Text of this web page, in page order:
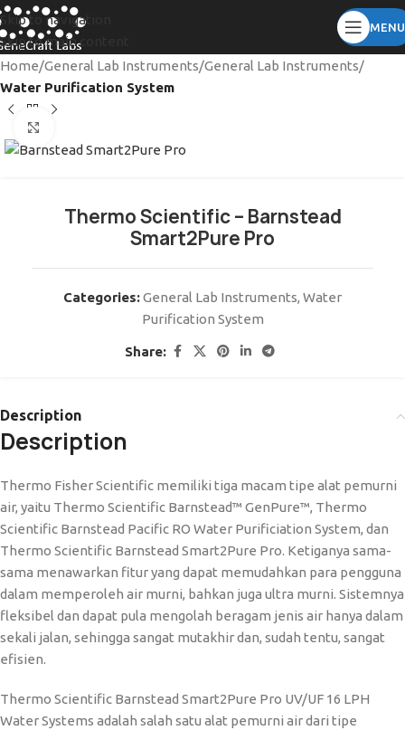
Skip to navigation
Skip to main content
MENU
Home General Lab Instruments General Lab Instruments
Water Purification System
Thermo Scientific – Barnstead
Smart2Pure Pro
Categories:General Lab Instruments, Water
Purification System
Share:
Description
Description
Thermo Fisher Scientific memiliki tiga macam tipe alat pemurni
air, yaitu Thermo Scientific Barnstead™ GenPure™, Thermo
Scientific Barnstead Pacific RO Water Purificiation System, dan
Thermo Scientific Barnstead Smart2Pure Pro. Ketiganya sama-
sama menawarkan fitur yang dapat memudahkan para pengguna
dalam memperoleh air murni, bahkan juga ultra murni. Sistemnya
fleksibel dan dapat pula mengolah beragam jenis air hanya dalam
sekali jalan, sehingga sangat mutakhir dan, sudah tentu, sangat
efisien.
Thermo Scientific Barnstead Smart2Pure Pro UV/UF 16 LPH
Water Systems adalah salah satu alat pemurni air dari tipe